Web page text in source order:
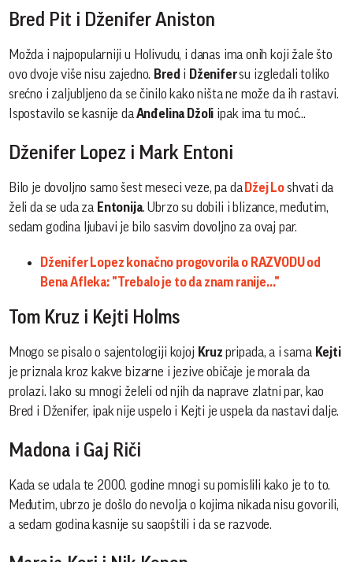
Bred Pit i Dženifer Aniston
Možda i najpopularniji u Holivudu, i danas ima onih koji žale što
ovo dvoje više nisu zajedno. Bred i Dženifersu izgledali toliko
srećno i zaljubljeno da se činilo kako ništa ne može da ih rastavi.
Ispostavilo se kasnije daAnđelina Džoli ipak ima tu moć...
Dženifer Lopez i Mark Entoni
Bilo je dovoljno samo šest meseci veze, pa da Džej Loshvati da
želi da se uda za Entonija. Ubrzo su dobili i blizance, međutim,
sedam godina ljubavi je bilo sasvim dovoljno za ovaj par.
Dženifer Lopez konačno progovorila o RAZVODU od
Bena Afleka: "Trebalo je to da znam ranije..."
Tom Kruz i Kejti Holms
Mnogo se pisalo o sajentologiji kojoj Kruz pripada, a i sama Kejti
je priznala kroz kakve bizarne i jezive običaje je morala da
prolazi. Iako su mnogi želeli od njih da naprave zlatni par, kao
Bred i Dženifer, ipak nije uspelo i Kejti je uspela da nastavi dalje.
Madona i Gaj Riči
Kada se udala te 2000. godine mnogi su pomislili kako je to to.
Međutim, ubrzo je došlo do nevolja o kojima nikada nisu govorili,
a sedam godina kasnije su saopštili i da se razvode.